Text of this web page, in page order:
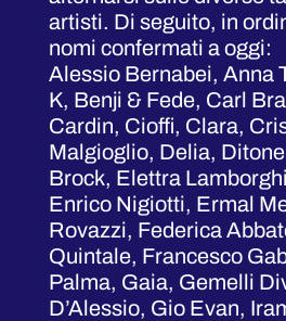
artisti. Di seguito, in
nomi confermati a oggi:
Alessio Bernabei, Anna
K, Benji & Fede, Carl
Cardin, Cioffi, Clara,
Malgioglio, Delia,
Brock, Elettra
Enrico Nigiotti, Ermal
Rovazzi, Federica
Quintale, Francesco
Palma, Gaia, Gemelli
D’Alessio, Gio Evan,